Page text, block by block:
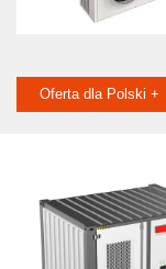
Oferta dla Polski +